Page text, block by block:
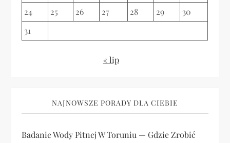
24
25 26 27 28 29
30
31
« lip
NAJNOWSZE PORADY DLA CIEBIE
Badanie Wody Pitnej W Toruniu — Gdzie Zrobić